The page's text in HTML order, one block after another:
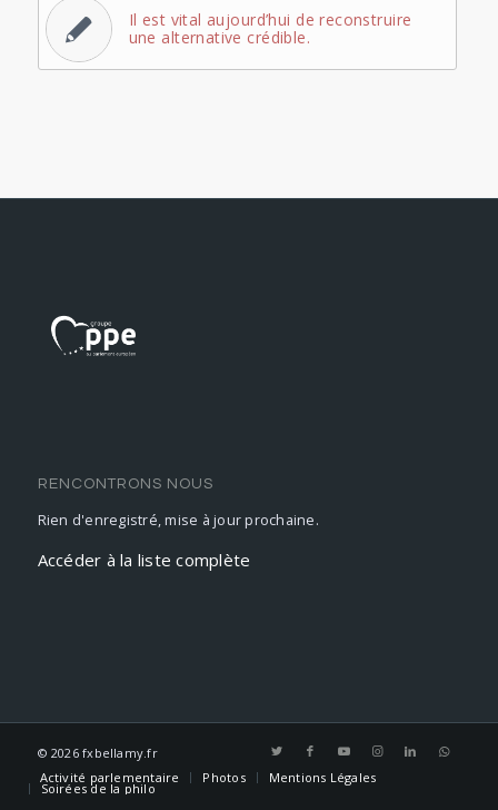
Il est vital aujourd’hui de reconstruire
une alternative crédible.
RENCONTRONS NOUS
Rien d'enregistré, mise à jour prochaine.
Accéder à la liste complète
©2026 fxbellamy.fr
Activité parlementaire
Photos Mentions Légales
Soirées de la philo